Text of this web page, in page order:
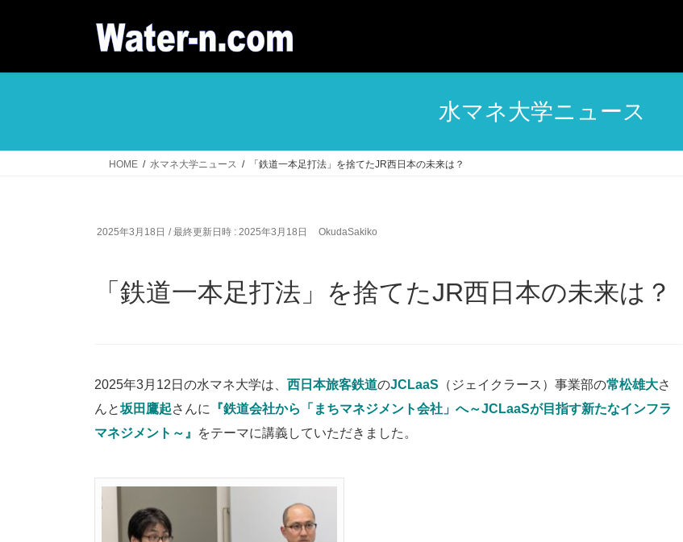
水マネ大学ニュース
HOME 水マネ大学ニュース 「鉄道一本足打法」を捨てたJR西日本の未来は？
2025年3月18日 / 最終更新日時 : 2025年3月18日 OkudaSakiko
「鉄道一本足打法」を捨てたJR西日本の未来は？
2025年3月12日の水マネ大学は、 西日本旅客鉄道のJCLaaS （ジェイクラース）事業部の常松雄大さ
んと坂田鷹起さんに
『鉄道会社から「まちマネジメント会社」へ～JCLaaSが目指す新たなインフラ
マネジメント～』
をテーマに講義していただきました。